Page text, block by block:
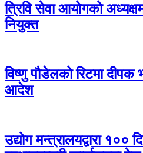
त्रिवि सेवा आयोगको
नियुक्त
विष्णु पौडेलको रिटमा
आदेश
उद्योग मन्त्रालयद्वारा १००